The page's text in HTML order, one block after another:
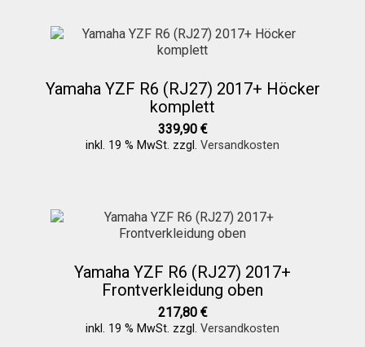
Allgemeine Geschäftsbedingungen
Yamaha YZF R6 (RJ27) 2017+ Höcker
komplett
339,90 €
inkl. 19 % MwSt. zzgl. Versandkosten
Yamaha YZF R6 (RJ27) 2017+
Frontverkleidung oben
217,80 €
inkl. 19 % MwSt. zzgl. Versandkosten